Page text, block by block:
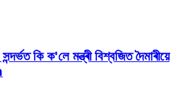
কি ক'লে মন্ত্ৰী বিশ্বজিত দৈমাৰীয়ে